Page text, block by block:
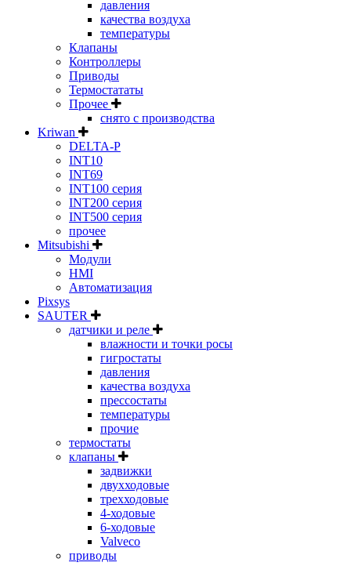
давления
качества воздуха
температуры
Клапаны
Контроллеры
Приводы
Термостататы
Прочее
снято с производства
Kriwan
DELTA-P
INT10
INT69
INT100 серия
INT200 серия
INT500 серия
прочее
Mitsubishi
Модули
HMI
Автоматизация
Pixsys
SAUTER
датчики и реле
влажности и точки росы
гигростаты
давления
качества воздуха
прессостаты
температуры
прочие
термостаты
клапаны
задвижки
двухходовые
трехходовые
4-ходовые
6-ходовые
Valveco
приводы